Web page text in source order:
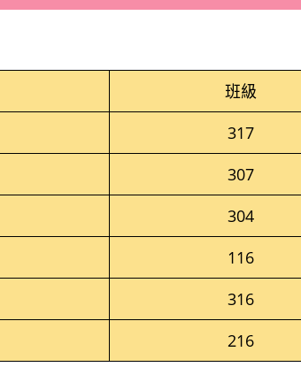
班級
317
307
304
116
316
216